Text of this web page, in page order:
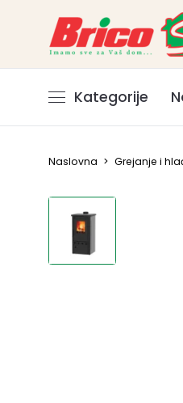
Kategorije
Naslovna > Grejanje i